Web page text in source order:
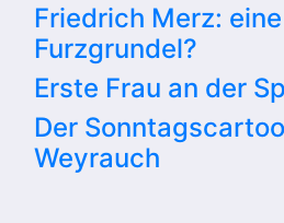
Friedrich Merz:
Furzgrundel?
Erste Frau an der
Der
Weyrauch